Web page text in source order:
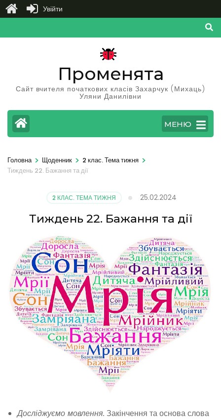
до
Променята
Сайт вчителя початкових класів Захарчук (Михаць)
Уляни Данилівни
МЕНЮ
Головна > Щоденник > 2 клас. Тема тижня >
Тиждень 22. Бажання та дії
2 КЛАС. ТЕМА ТИЖНЯ 25.02.2024
Тиждень 22. Бажання та дії
Досліджуємо мовлення. Закінчення та основа слова
Увійти